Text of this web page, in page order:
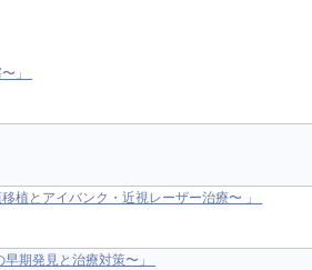
」
植とアイバンク・近視レーザー治療〜 」
期発見と治療対策〜」